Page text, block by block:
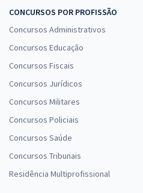
CONCURSOS POR PROFISSÃO
Concursos Administrativos
Concursos Educação
Concursos Fiscais
Concursos Jurídicos
Concursos Militares
Concursos Policiais
Concursos Saúde
Concursos Tribunais
Residência Multiprofissional